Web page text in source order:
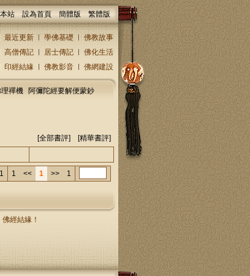
本站 設為首頁 簡體版 繁體版
最近更新 學佛基礎
佛教故事
高僧傳記 居士傳記
佛化生活
印經結緣 佛教影音 佛網建設
禪機
阿彌陀經要解便蒙鈔
[全部書評] [精華書評]
1 << 1 >> 1
經結緣！